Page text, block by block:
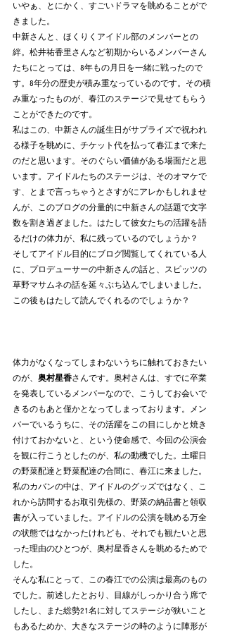
いやぁ、とにかく、すごいドラマを眺めることがで
きました。
中新さんと、ほくりくアイドル部のメンバーとの
絆。松井祐香里さんなど初期からいるメンバーさん
たちにとっては、8年もの月日を一緒に戦ったので
す。8年分の歴史が積み重なっているのです。その積
み重なったものが、春江のステージで見せてもらう
ことができたのです。
私はこの、中新さんの誕生日がサプライズで祝われ
る様子を眺めに、チケット代を払って春江まで来た
のだと思います。そのぐらい価値がある場面だと思
います。アイドルたちのステージは、そのオマケで
す、とまで言っちゃうとさすがにアレかもしれませ
んが、このブログの分量的に中新さんの話題で文字
数を割き過ぎました。はたして彼女たちの活躍を語
るだけの体力が、私に残っているのでしょうか？
そしてアイドル目的にブログ閲覧してくれている人
に、プロデューサーの中新さんの話と、スピッツの
草野マサムネの話を延々ぶち込んでしまいました。
この後もはたして読んでくれるのでしょうか？
体力がなくなってしまわないうちに触れておきたい
のが、 奥村星香さんです。奥村さんは、すでに卒業
を発表しているメンバーなので、こうしてお会いで
きるのもあと僅かとなってしまっております。メン
バーでいるうちに、その活躍をこの目にしかと焼き
付けておかないと、という使命感で、今回の公演会
を観に行こうとしたのが、私の動機でした。土曜日
の野菜配達と野菜配達の合間に、春江に来ました。
私のカバンの中は、アイドルのグッズではなく、こ
れから訪問するお取引先様の、野菜の納品書と領収
書が入っていました。アイドルの公演を眺める万全
の状態ではなかったけれども、それでも観たいと思
った理由のひとつが、奥村星香さんを眺めるためで
した。
そんな私にとって、この春江での公演は最高のもの
でした。前述したとおり、目線がしっかり合う席で
したし、また総勢21名に対してステージが狭いこと
もあるためか、大きなステージの時のように陣形が